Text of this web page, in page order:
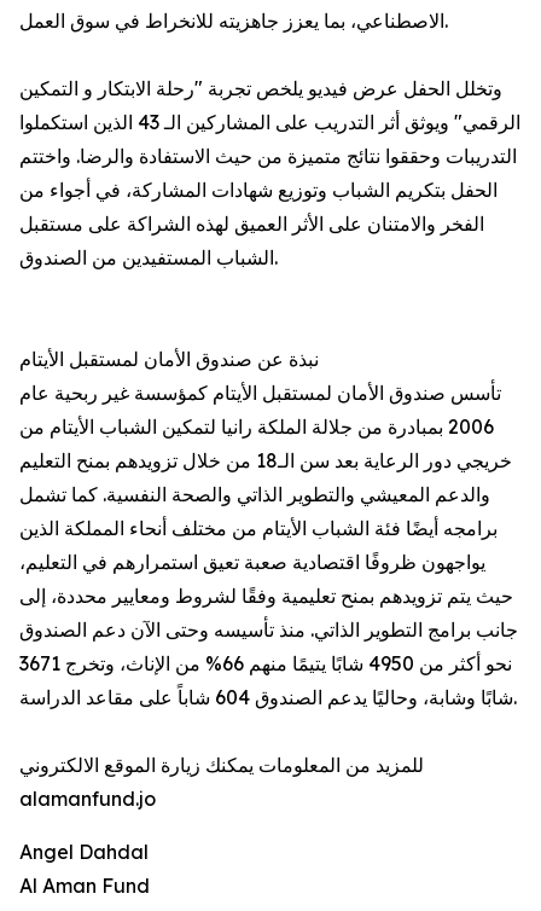
الاصطناعي، بما يعزز جاهزيته للانخراط في سوق العمل.
وتخلل الحفل عرض فيديو يلخص تجربة "رحلة الابتكار و التمكين
الرقمي" ويوثق أثر التدريب على المشاركين الـ 43 الذين استكملوا
التدريبات وحققوا نتائج متميزة من حيث الاستفادة والرضا. واختتم
الحفل بتكريم الشباب وتوزيع شهادات المشاركة، في أجواء من
الفخر والامتنان على الأثر العميق لهذه الشراكة على مستقبل
الشباب المستفيدين من الصندوق.
نبذة عن صندوق الأمان لمستقبل الأيتام
تأسس صندوق الأمان لمستقبل الأيتام كمؤسسة غير ربحية عام
2006 بمبادرة من جلالة الملكة رانيا لتمكين الشباب الأيتام من
خريجي دور الرعاية بعد سن الـ18 من خلال تزويدهم بمنح التعليم
والدعم المعيشي والتطوير الذاتي والصحة النفسية. كما تشمل
برامجه أيضًا فئة الشباب الأيتام من مختلف أنحاء المملكة الذين
يواجهون ظروفًا اقتصادية صعبة تعيق استمرارهم في التعليم،
حيث يتم تزويدهم بمنح تعليمية وفقًا لشروط ومعايير محددة، إلى
جانب برامج التطوير الذاتي. منذ تأسيسه وحتى الآن دعم الصندوق
نحو أكثر من 4950 شابًا يتيمًا منهم 66% من الإناث، وتخرج 3671
شابًا وشابة، وحاليًا يدعم الصندوق 604 شاباً على مقاعد الدراسة.
للمزيد من المعلومات يمكنك زيارة الموقع الالكتروني
alamanfund.jo
Angel Dahdal
Al Aman Fund